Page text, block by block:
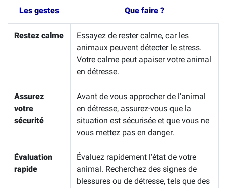
Les gestes Que faire ?
Restez calme
Essayez de rester calme, car les
animaux peuvent détecter le stress.
Votre calme peut apaiser votre animal
en détresse.
Assurez
votre
sécurité
Avant de vous approcher de l'animal
en détresse, assurez-vous que la
situation est sécurisée et que vous ne
vous mettez pas en danger.
Évaluation
rapide
Évaluez rapidement l'état de votre
animal. Recherchez des signes de
blessures ou de détresse, tels que des